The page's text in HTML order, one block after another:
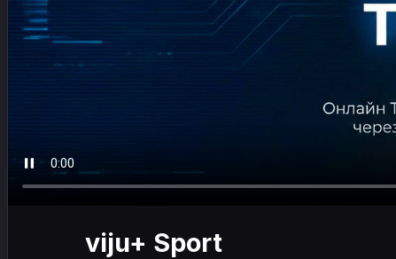
viju+ Sport